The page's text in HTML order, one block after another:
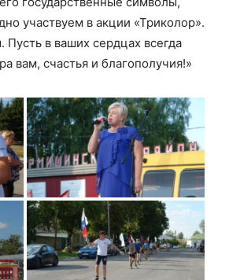
участвуем в акции «Триколор».
в ваших сердцах всегда
вам, счастья и благополучия!»